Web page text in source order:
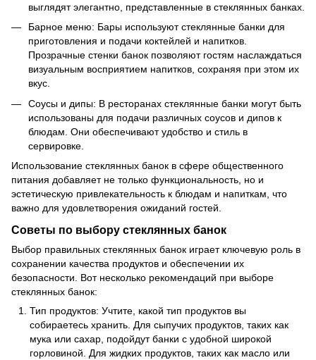
выглядят элегантно, представленные в стеклянных банках.
Барное меню: Бары используют стеклянные банки для
приготовления и подачи коктейлей и напитков.
Прозрачные стенки банок позволяют гостям наслаждаться
визуальным восприятием напитков, сохраняя при этом их
вкус.
Соусы и дипы: В ресторанах стеклянные банки могут быть
использованы для подачи различных соусов и дипов к
блюдам. Они обеспечивают удобство и стиль в
сервировке.
Использование стеклянных банок в сфере общественного
питания добавляет не только функциональность, но и
эстетическую привлекательность к блюдам и напиткам, что
важно для удовлетворения ожиданий гостей.
Советы по выбору стеклянных банок
Выбор правильных стеклянных банок играет ключевую роль в
сохранении качества продуктов и обеспечении их
безопасности. Вот несколько рекомендаций при выборе
стеклянных банок:
Тип продуктов: Учтите, какой тип продуктов вы
собираетесь хранить. Для сыпучих продуктов, таких как
мука или сахар, подойдут банки с удобной широкой
горловиной. Для жидких продуктов, таких как масло или